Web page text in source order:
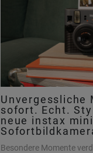
Unvergessliche
sofort. Echt.
neue instax
Besondere Momente